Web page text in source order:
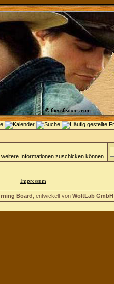
Informationen zuschicken können.
Impressum
Board , entwickelt von WoltLab GmbH